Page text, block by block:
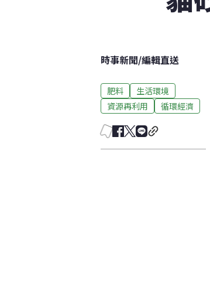
時事新聞/編輯直送
肥料
生活環境
資源再利用
循環經濟